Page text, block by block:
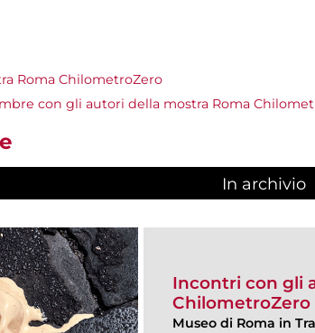
Roma ChilometroZero
con gli autori della mostra Roma
In archivio
Incontri con gli
ChilometroZero
Museo di Roma in